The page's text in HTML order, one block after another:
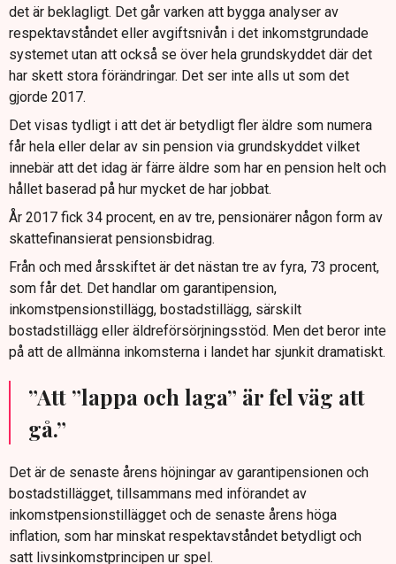
det är beklagligt. Det går varken att bygga analyser av
respektavståndet eller avgiftsnivån i det inkomstgrundade
systemet utan att också se över hela grundskyddet där det
har skett stora förändringar. Det ser inte alls ut som det
gjorde 2017.
Det visas tydligt i att det är betydligt fler äldre som numera
får hela eller delar av sin pension via grundskyddet vilket
innebär att det idag är färre äldre som har en pension helt och
hållet baserad på hur mycket de har jobbat.
År 2017 fick 34 procent, en av tre, pensionärer någon form av
skattefinansierat pensionsbidrag.
Från och med årsskiftet är det nästan tre av fyra, 73 procent,
som får det. Det handlar om garantipension,
inkomstpensionstillägg, bostadstillägg, särskilt
bostadstillägg eller äldreförsörjningsstöd. Men det beror inte
på att de allmänna inkomsterna i landet har sjunkit dramatiskt.
”Att ”lappa och laga” är fel väg att
gå.”
Det är de senaste årens höjningar av garantipensionen och
bostadstillägget, tillsammans med införandet av
inkomstpensionstillägget och de senaste årens höga
inflation, som har minskat respektavståndet betydligt och
satt livsinkomstprincipen ur spel.